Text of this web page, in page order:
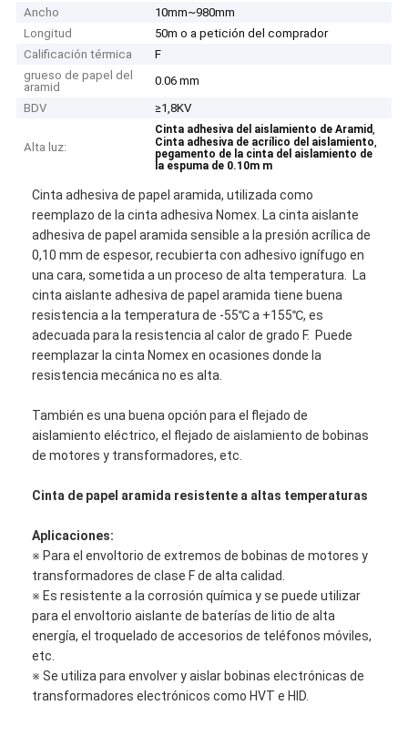
Ancho
10mm~980mm
Longitud
50m o a petición del comprador
Calificación térmica
F
grueso de papel del
aramid
0.06 mm
BDV
≥1,8KV
Alta luz:
Cinta adhesiva del aislamiento de Aramid,
Cinta adhesiva de acrílico del aislamiento,
pegamento de la cinta del aislamiento de
la espuma de 0.10m m
Cinta adhesiva de papel aramida, utilizada como
reemplazo de la cinta adhesiva Nomex. La cinta aislante
adhesiva de papel aramida sensible a la presión acrílica de
0,10 mm de espesor, recubierta con adhesivo ignífugo en
una cara, sometida a un proceso de alta temperatura. La
cinta aislante adhesiva de papel aramida tiene buena
resistencia a la temperatura de -55℃ a +155℃, es
adecuada para la resistencia al calor de grado F. Puede
reemplazar la cinta Nomex en ocasiones donde la
resistencia mecánica no es alta.
También es una buena opción para el flejado de
aislamiento eléctrico, el flejado de aislamiento de bobinas
de motores y transformadores, etc.
Cinta de papel aramida resistente a altas temperaturas
Aplicaciones:
※ Para el envoltorio de extremos de bobinas de motores y
transformadores de clase F de alta calidad.
※ Es resistente a la corrosión química y se puede utilizar
para el envoltorio aislante de baterías de litio de alta
energía, el troquelado de accesorios de teléfonos móviles,
etc.
※ Se utiliza para envolver y aislar bobinas electrónicas de
transformadores electrónicos como HVT e HID.